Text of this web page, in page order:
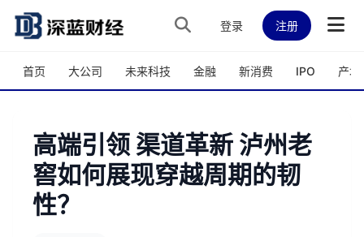
跳转到主内容
登录 注册
首页 大公司 未来科技 金融 新消费 IPO 产城
高端引领 渠道革新 泸州老
窖如何展现穿越周期的韧
性？